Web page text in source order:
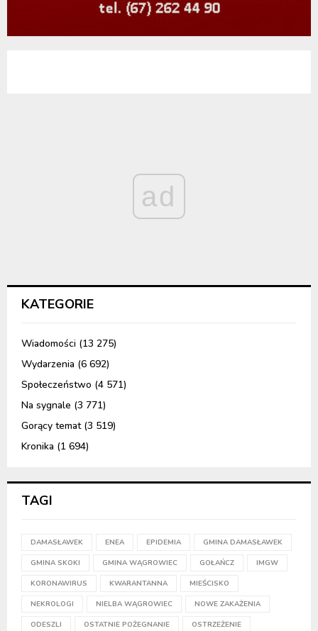
ad
KATEGORIE
Wiadomości (13 275)
Wydarzenia (6 692)
Społeczeństwo (4 571)
Na sygnale (3 771)
Gorący temat(3 519)
Kronika (1 694)
TAGI
DAMASŁAWEK ENEA EPIDEMIA GMINA DAMASŁAWEK
GMINA SKOKI GMINA WĄGROWIEC GOŁAŃCZ IMGW
KORONAWIRUS KWARANTANNA MIEŚCISKO
NEKROLOGI NIELBA WĄGROWIEC NOWE ZAKAŻENIA
ODESZLI OSTATNIE POŻEGNANIE OSTRZEŻENIE